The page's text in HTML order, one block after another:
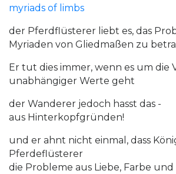
der Pferdflüsterer liebt es, das
Myriaden von Gliedmaßen zu
Er tut dies immer, wenn es um die
unabhängiger Werte geht
der Wanderer jedoch hasst das -
aus Hinterkopfgründen!
und er ahnt nicht einmal, dass
Pferdeflüsterer
die Probleme aus Liebe, Farbe